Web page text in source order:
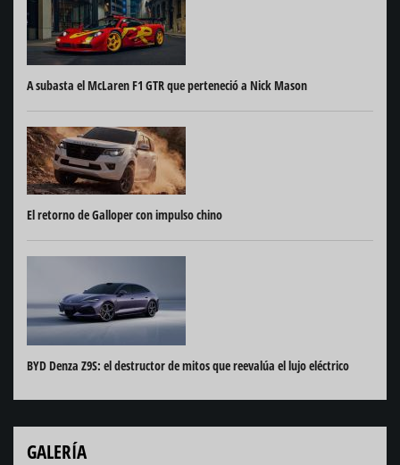
A subasta el McLaren F1 GTR que perteneció a Nick Mason
El retorno de Galloper con impulso chino
BYD Denza Z9S: el destructor de mitos que reevalúa el lujo eléctrico
GALERÍA